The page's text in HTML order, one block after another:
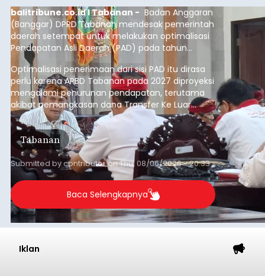
balitribune.co.id I Tabanan - Badan Anggaran
(Banggar) DPRD Tabanan mendesak pemerintah
daerah setempat untuk melakukan optimalisasi
Pendapatan Asli Daerah (PAD) pada tahun
anggaran 2027.
Optimalisasi penerimaan dari sisi PAD itu dirasa
perlu karena APBD Tabanan pada 2027 diproyeksi
mengalami penurunan pendapatan, terutama
akibat pemangkasan dana Transfer Ke Luar
Daerah (TKD) dari pemerintah pusat.
Tabanan
Submitted bycontributoronThu, 08/06/2026 - 20:33
Baca Selengkapnya
Iklan